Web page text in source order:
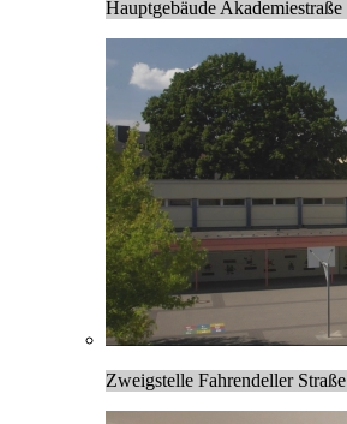
Hauptgebäude Akademiestraße
Zweigstelle Fahrendeller Straße